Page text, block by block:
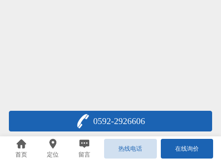
0592-2926606
首页 定位 留言
热线电话 在线询价